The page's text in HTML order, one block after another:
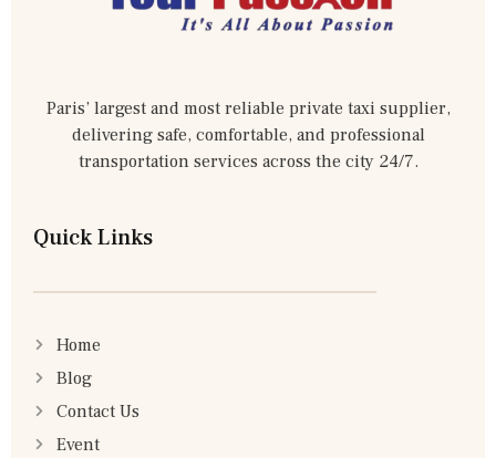
Paris’ largest and most reliable private taxi supplier,
delivering safe, comfortable, and professional
transportation services across the city 24/7.
Quick Links
Home
Blog
Contact Us
Event